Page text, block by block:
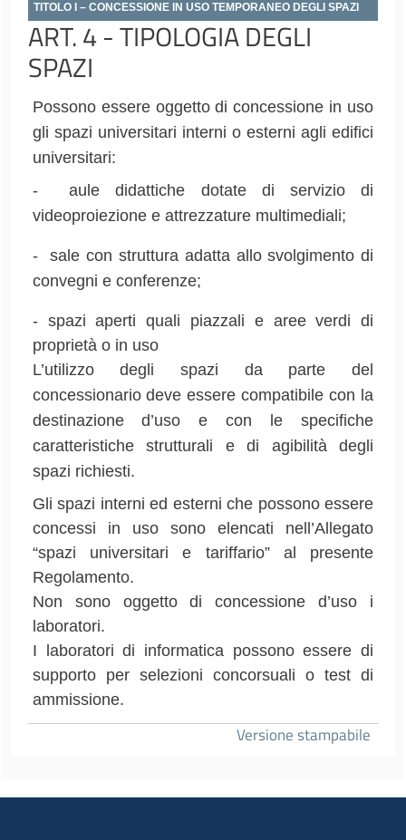
TITOLO I – CONCESSIONE IN USO TEMPORANEO DEGLI SPAZI
ART. 4 - TIPOLOGIA DEGLI
SPAZI
Possono essere oggetto di concessione in uso
gli spazi universitari interni o esterni agli edifici
universitari:
- aule didattiche dotate di servizio di
videoproiezione e attrezzature multimediali;
- sale con struttura adatta allo svolgimento di
convegni e conferenze;
- spazi aperti quali piazzali e aree verdi di
proprietà o in uso
L’utilizzo degli spazi da parte del
concessionario deve essere compatibile con la
destinazione d’uso e con le specifiche
caratteristiche strutturali e di agibilità degli
spazi richiesti.
Gli spazi interni ed esterni che possono essere
concessi in uso sono elencati nell’Allegato
“spazi universitari e tariffario” al presente
Regolamento.
Non sono oggetto di concessione d’uso i
laboratori.
I laboratori di informatica possono essere di
supporto per selezioni concorsuali o test di
ammissione.
Versione stampabile